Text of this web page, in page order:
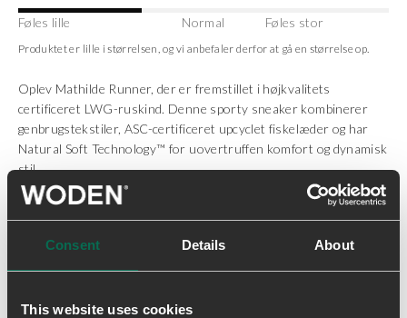
Consent Details About
This website uses cookies
Føles lille Normal Føles stor
Produktet er lille i størrelsen, og vi anbefaler derfor at gå en størrelse op.
Oplev Mathilde Runner, der er fremstillet i højkvalitets
certificeret LWG-ruskind. Denne sporty sneaker kombinerer
genbrugstekstiler, ASC-certificeret upcyclet fiskelæder og har
Natural Soft Technology™ for uovertruffen komfort og dynamisk
stil.
- Certificeret LWG ruskind
- Upcyclet fiskelæder med ASC certificering
- WODEN Natural soft technology ™
- Woden air flow system ™